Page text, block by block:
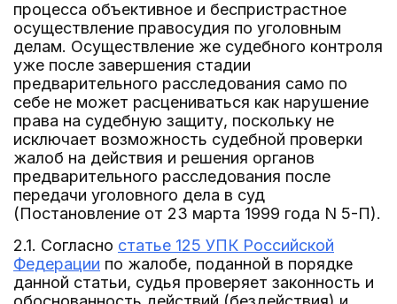
процесса объективное и беспристрастное
осуществление правосудия по уголовным
делам. Осуществление же судебного контроля
уже после завершения стадии
предварительного расследования само по
себе не может расцениваться как нарушение
права на судебную защиту, поскольку не
исключает возможность судебной проверки
жалоб на действия и решения органов
предварительного расследования после
передачи уголовного дела в суд
(Постановление от 23 марта 1999 года N 5-П).
2.1. Согласно статье 125 УПК Российской
Федерации по жалобе, поданной в порядке
данной статьи, судья проверяет законность и